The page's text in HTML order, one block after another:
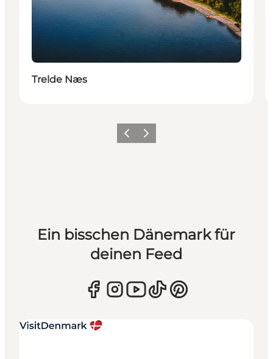
Trelde Næs
ZurückWeiter
Ein bisschen Dänemark für
deinen Feed